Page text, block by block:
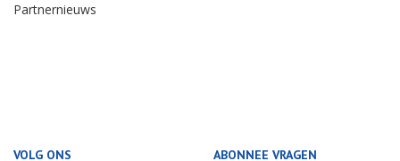
Partnernieuws
VOLG ONS ABONNEE VRAGEN